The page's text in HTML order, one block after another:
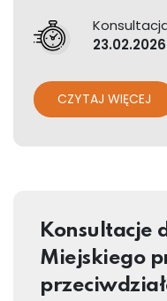
CZYTAJ WIĘCEJ
Konsultacje
Miejskiego